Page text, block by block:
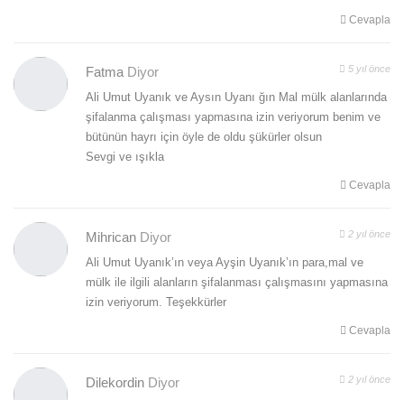
Cevapla
Fatma Diyor 5 yıl önce
Ali Umut Uyanık ve Aysın Uyanı ğın Mal mülk alanlarında
şifalanma çalışması yapmasına izin veriyorum benim ve
bütünün hayrı için öyle de oldu şükürler olsun
Sevgi ve ışıkla
Cevapla
Mihrican Diyor 2 yıl önce
Ali Umut Uyanık’ın veya Ayşin Uyanık’ın para,mal ve
mülk ile ilgili alanların şifalanması çalışmasını yapmasına
izin veriyorum. Teşekkürler
Cevapla
Dilekordin Diyor 2 yıl önce